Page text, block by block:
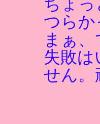
ちょ
つらか
まぁ
失敗
せん。